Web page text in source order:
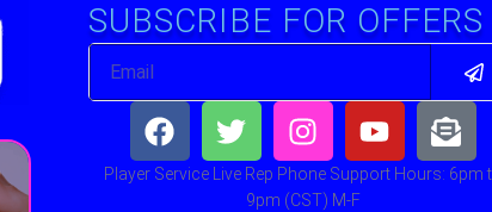
SUBSCRIBE FOR OFFERS
Email
Facebook
TwitterInstagram
Youtube
Player Service Live Rep Phone Support Hours: 6pm
9pm (CST) M-F